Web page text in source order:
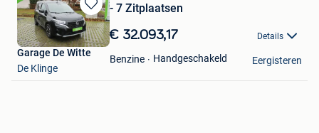
Bewaren
in
Mijn
Favorieten
- 7 Zitplaatsen
€ 32.093,17 Details
Benzine Handgeschakeld
Garage De Witte
De Klinge
Eergisteren